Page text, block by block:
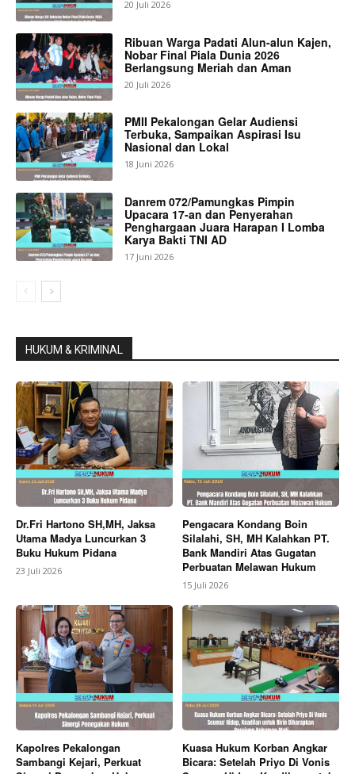
20 Juli 2026
Ribuan Warga Padati Alun-alun Kajen,
Nobar Final Piala Dunia 2026
Berlangsung Meriah dan Aman
20 Juli 2026
PMII Pekalongan Gelar Audiensi
Terbuka, Sampaikan Aspirasi Isu
Nasional dan Lokal
18 Juni 2026
Danrem 072/Pamungkas Pimpin
Upacara 17-an dan Penyerahan
Penghargaan Juara Harapan I Lomba
Karya Bakti TNI AD
17 Juni 2026
HUKUM & KRIMINAL
Dr.Fri Hartono SH,MH, Jaksa
Utama Madya Luncurkan 3
Buku Hukum Pidana
23 Juli 2026
Pengacara Kondang Boin
Silalahi, SH, MH Kalahkan PT.
Bank Mandiri Atas Gugatan
Perbuatan Melawan Hukum
15 Juli 2026
Kapolres Pekalongan
Sambangi Kejari, Perkuat
Kuasa Hukum Korban Angkar
Bicara: Setelah Priyo Di Vonis